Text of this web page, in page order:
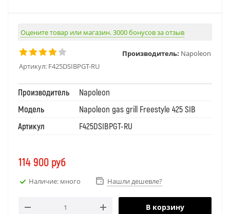
Оцените товар или магазин. 3000 бонусов за отзыв
Артикул: F425DSIBPGT-RU
Производитель: Napoleon
Производитель
Napoleon
Модель
Napoleon gas grill Freestyle 425 SIB
Артикул
F425DSIBPGT-RU
114 900 руб
Наличие: много Нашли дешевле?
В корзину